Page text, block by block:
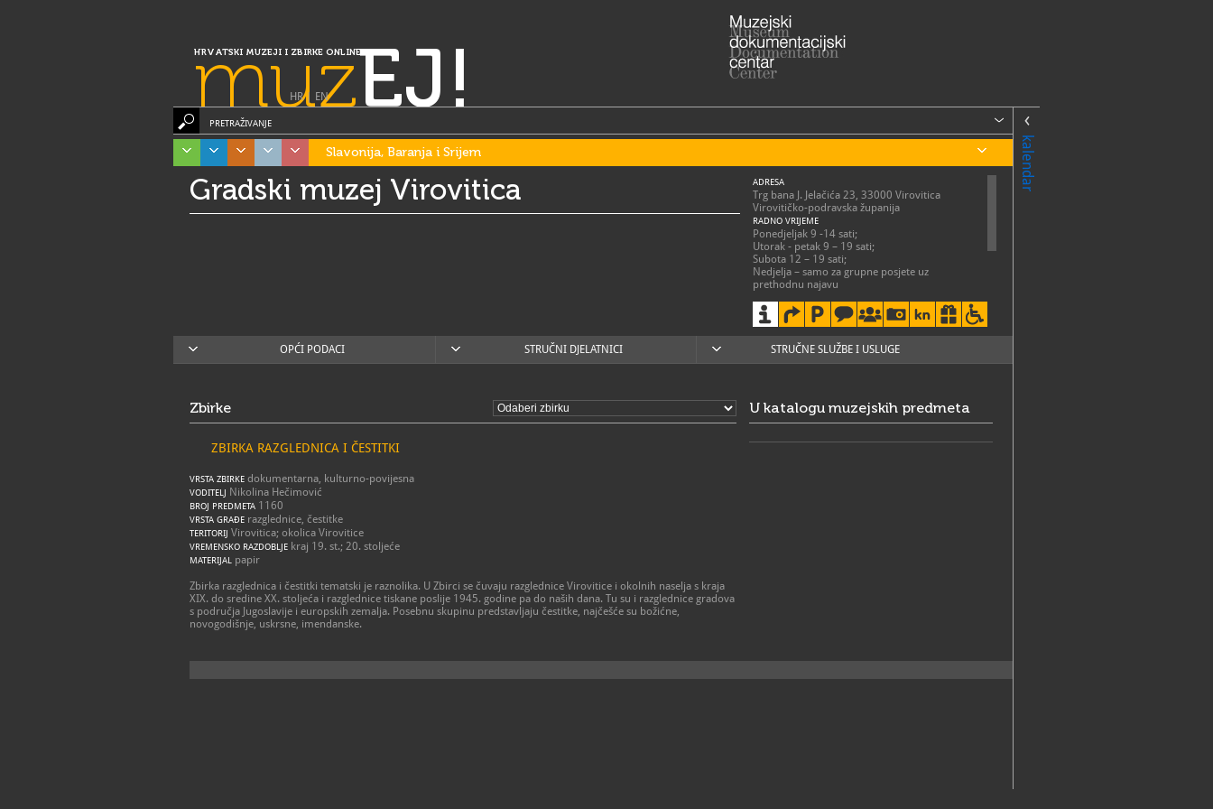
HRVATSKI MUZEJI I ZBIRKE ONLINE
muzEJ!
HR| EN
kalendar
PRETRAŽIVANJE
Slavonija, Baranja i Srijem
Gradski muzej Virovitica ADRESA
Trg bana J. Jelačića 23, 33000 Virovitica
Virovitičko-podravska županija
RADNO VRIJEME
Ponedjeljak 9 -14 sati;
Utorak - petak 9 – 19 sati;
Subota 12 – 19 sati;
Nedjelja – samo za grupne posjete uz
prethodnu najavu
033/722-127
muzej.virovitica1234@gmail.com
W
https://muzejvirovitica.hr/
https://www.facebook.com/gradskimuzej.virovitica
OPĆI PODACI STRUČNI DJELATNICI STRUČNE SLUŽBE I USLUGE
Zbirke
ZBIRKA RAZGLEDNICA I ČESTITKI
VRSTA ZBIRKE dokumentarna, kulturno-povijesna
VODITELJ Nikolina Hečimović
BROJ PREDMETA 1160
VRSTA GRAĐE razglednice, čestitke
TERITORIJ Virovitica; okolica Virovitice
VREMENSKO RAZDOBLJE kraj 19. st.; 20. stoljeće
MATERIJAL papir
Zbirka razglednica i čestitki tematski je raznolika. U Zbirci se čuvaju razglednice Virovitice i okolnih naselja s kraja
XIX. do sredine XX. stoljeća i razglednice tiskane poslije 1945. godine pa do naših dana. Tu su i razglednice gradova
s područja Jugoslavije i europskih zemalja. Posebnu skupinu predstavljaju čestitke, najčešće su božićne,
novogodišnje, uskrsne, imendanske.
U katalogu muzejskih predmeta